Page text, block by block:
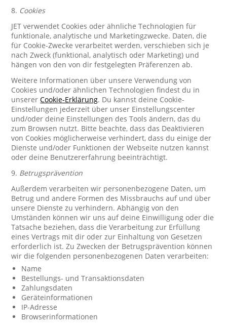
8. Cookies
JET verwendet Cookies oder ähnliche Technologien für
funktionale, analytische und Marketingzwecke. Daten, die
für Cookie-Zwecke verarbeitet werden, verschieben sich je
nach Zweck (funktional, analytisch oder Marketing) und
hängen von den von dir festgelegten Präferenzen ab.
Weitere Informationen über unsere Verwendung von
Cookies und/oder ähnlichen Technologien findest du in
unsererCookie-Erklärung. Du kannst deine Cookie-
Einstellungen jederzeit über unser Einstellungscenter
und/oder deine Einstellungen des Tools ändern, das du
zum Browsen nutzt. Bitte beachte, dass das Deaktivieren
von Cookies möglicherweise verhindert, dass du einige der
Dienste und/oder Funktionen der Webseite nutzen kannst
oder deine Benutzererfahrung beeinträchtigt.
9. Betrugsprävention
Außerdem verarbeiten wir personenbezogene Daten, um
Betrug und andere Formen des Missbrauchs auf und über
unsere Dienste zu verhindern. Abhängig von den
Umständen können wir uns auf deine Einwilligung oder die
Tatsache beziehen, dass die Verarbeitung zur Erfüllung
eines Vertrags mit dir oder zur Einhaltung von Gesetzen
erforderlich ist. Zu Zwecken der Betrugsprävention können
wir die folgenden personenbezogenen Daten verarbeiten:
Name
Bestellungs- und Transaktionsdaten
Zahlungsdaten
Geräteinformationen
IP-Adresse
Browserinformationen